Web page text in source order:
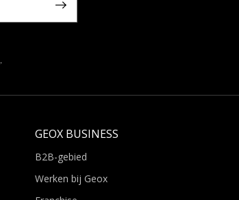
.
GEOX BUSINESS
B2B-gebied
Werken bij Geox